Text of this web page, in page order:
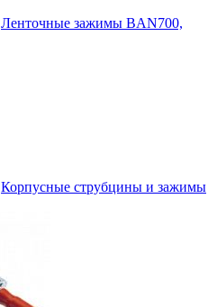
Ленточные зажимы BAN700,
Корпусные струбцины и зажимы